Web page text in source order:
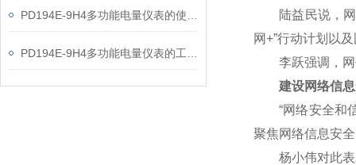
陆益民说，网
网+”行动计划以
李跃强调，网
建设网络信息
“网络安全和信
聚焦网络信息安
杨小伟对此表示